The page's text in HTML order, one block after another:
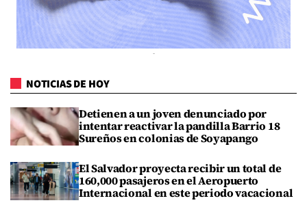
NOTICIAS DE HOY
Detienen a un joven denunciado por
intentar reactivar la pandilla Barrio 18
Sureños en colonias de Soyapango
El Salvador proyecta recibir un total de
160,000 pasajeros en el Aeropuerto
Internacional en este periodo vacacional